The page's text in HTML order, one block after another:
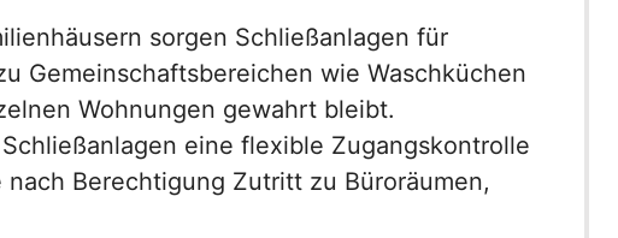
sorgen Schließanlagen für
Gemeinschaftsbereichen wie Waschküchen
Wohnungen gewahrt bleibt.
eine flexible Zugangskontrolle
Berechtigung Zutritt zu Büroräumen,